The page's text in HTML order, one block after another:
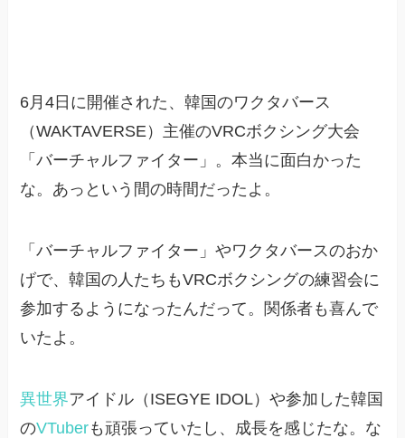
6月4日に開催された、韓国のワクタバース
（WAKTAVERSE）主催のVRCボクシング大会
「バーチャルファイター」。本当に面白かった
な。あっという間の時間だったよ。
「バーチャルファイター」やワクタバースのおか
げで、韓国の人たちもVRCボクシングの練習会に
参加するようになったんだって。関係者も喜んで
いたよ。
異世界アイドル（ISEGYE IDOL）や参加した韓国
のVTuberも頑張っていたし、成長を感じたな。な